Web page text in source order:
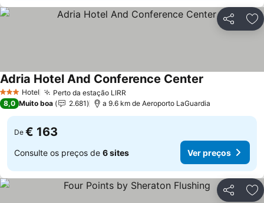
Partilhar
3 EstrelasHotel Perto da estação LIRR
Adria Hotel And Conference Center
8,0 Muito boa 2.681 a 9.6 km de Aeroporto LaGuardia
De € 163
Consulte os preços de 6 sites Ver preços
Partilhar